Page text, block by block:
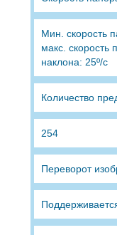
Мин. скорость
макс. скорость
наклона: 25º/с
Количество
254
Переворот